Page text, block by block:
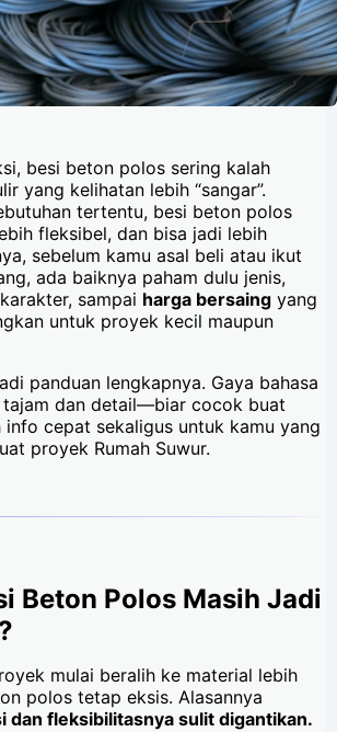
besi beton polos sering kalah
yang kelihatan lebih “sangar”.
tertentu, besi beton polos
fleksibel, dan bisa jadi lebih
sebelum kamu asal beli atau ikut
ada baiknya paham dulu jenis,
sampai harga bersaing yang
untuk proyek kecil maupun
panduan lengkapnya. Gaya bahasa
dan detail—biar cocok buat
info cepat sekaligus untuk kamu yang
proyek Rumah Suwur.
Beton Polos Masih Jadi
mulai beralih ke material lebih
polos tetap eksis. Alasannya
dan fleksibilitasnya sulit digantikan.